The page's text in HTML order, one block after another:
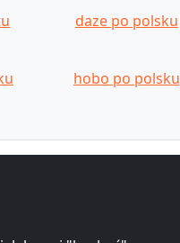
daze po polsku
hobo po polsku